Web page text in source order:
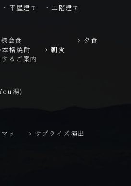
・平屋建て
・二階建て
会食
夕食
格焼酎
朝食
るご案内
湯)
ッ
サプライズ演出